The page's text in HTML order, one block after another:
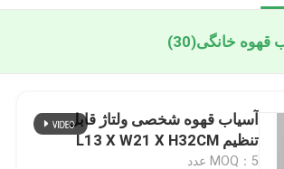
قهوه خانگی(30)
آسیاب قهوه شخصی ولتاژ قابل
تنظیم L13 X W21 X H32CM
MOQ：5 عدد